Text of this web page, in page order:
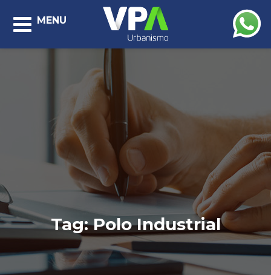
Tag:Polo Industrial
MENU